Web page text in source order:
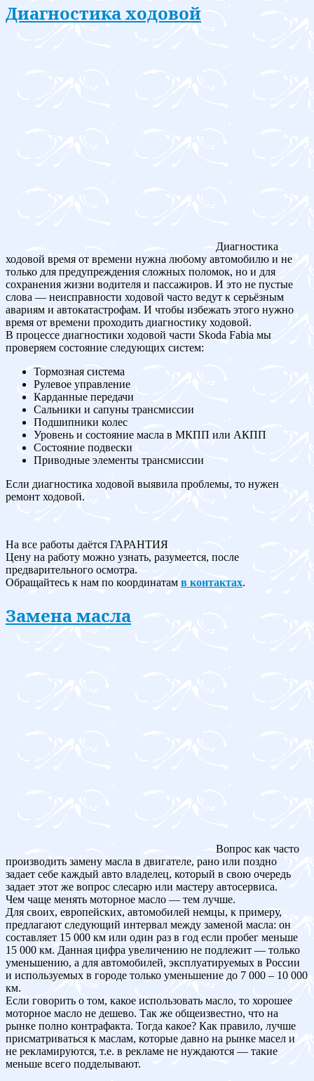
Диагностика ходовой
Диагностика
ходовой время от времени нужна любому автомобилю и не
только для предупреждения сложных поломок, но и для
сохранения жизни водителя и пассажиров. И это не пустые
слова — неисправности ходовой часто ведут к серьёзным
авариям и автокатастрофам. И чтобы избежать этого нужно
время от времени проходить диагностику ходовой.
В процессе диагностики ходовой части Skoda Fabia мы
проверяем состояние следующих систем:
Тормозная система
Рулевое управление
Карданные передачи
Сальники и сапуны трансмиссии
Подшипники колес
Уровень и состояние масла в МКПП или АКПП
Состояние подвески
Приводные элементы трансмиссии
Если диагностика ходовой выявила проблемы, то нужен
ремонт ходовой.
На все работы даётся ГАРАНТИЯ
Цену на работу можно узнать, разумеется, после
предварительного осмотра.
Обращайтесь к нам по координатам в контактах.
Замена масла
Вопрос как часто
производить замену масла в двигателе, рано или поздно
задает себе каждый авто владелец, который в свою очередь
задает этот же вопрос слесарю или мастеру автосервиса.
Чем чаще менять моторное масло — тем лучше.
Для своих, европейских, автомобилей немцы, к примеру,
предлагают следующий интервал между заменой масла: он
составляет 15 000 км или один раз в год если пробег меньше
15 000 км. Данная цифра увеличению не подлежит — только
уменьшению, а для автомобилей, эксплуатируемых в России
и используемых в городе только уменьшение до 7 000 – 10 000
км.
Если говорить о том, какое использовать масло, то хорошее
моторное масло не дешево. Так же общеизвестно, что на
рынке полно контрафакта. Тогда какое? Как правило, лучше
присматриваться к маслам, которые давно на рынке масел и
не рекламируются, т.е. в рекламе не нуждаются — такие
меньше всего подделывают.